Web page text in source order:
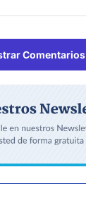
Comentarios